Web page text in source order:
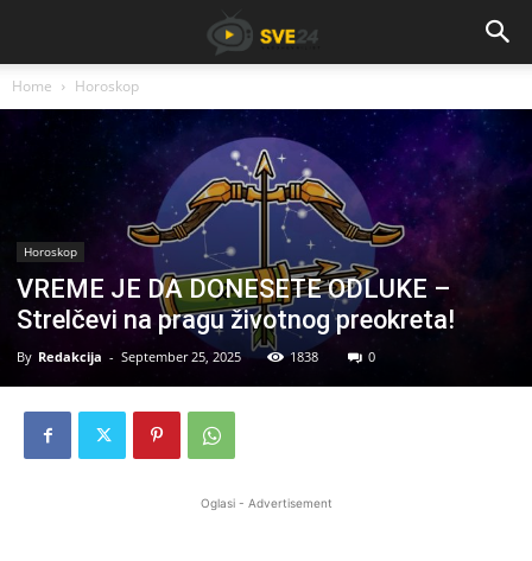
Home Horoskop
Horoskop
VREME JE DA DONESETE ODLUKE –
Strelčevi na pragu životnog preokreta!
By Redakcija - September 25, 2025 1838 0
Oglasi - Advertisement